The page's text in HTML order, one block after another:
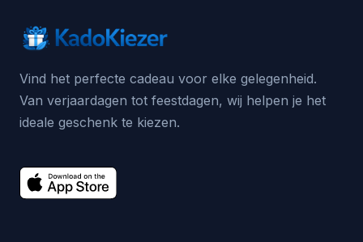
Vind het perfecte cadeau voor elke gelegenheid.
Van verjaardagen tot feestdagen, wij helpen je het
ideale geschenk te kiezen.